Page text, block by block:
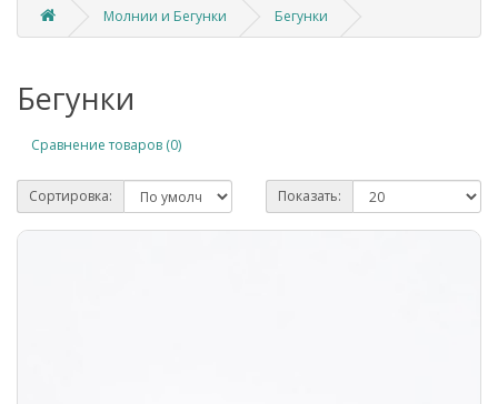
Молнии и Бегунки Бегунки
Бегунки
Сравнение товаров (0)
Сортировка: Показать: